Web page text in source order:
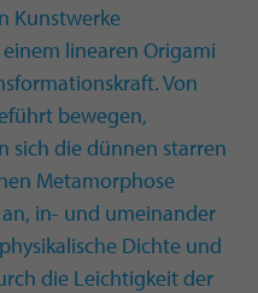
Kunstwerke
linearen Origami
Von
bewegen,
sich die dünnen starren
Metamorphose
in- und umeinander
Dichte und
die Leichtigkeit der